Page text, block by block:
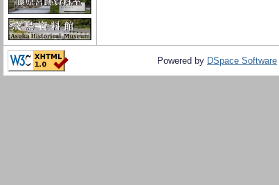
Powered by DSpace Software